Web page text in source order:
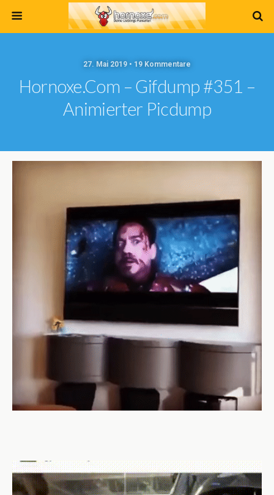
27. Mai 2019 • 19 Kommentare
Hornoxe.com – Gifdump #351 –
Animierter Picdump